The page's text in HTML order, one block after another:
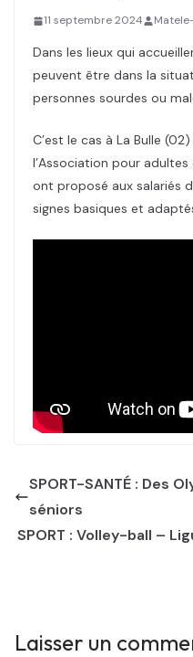
11 septembre 2024
Dans les lieux qui
peuvent être dans la
personnes sourdes ou
C’est le cas à La Bulle
l’Association pour adultes
ont proposé aux salariés
signes basiques et
SPORT-SANTÉ : Des
séniors
SPORT : Volley-ball –
Laisser un